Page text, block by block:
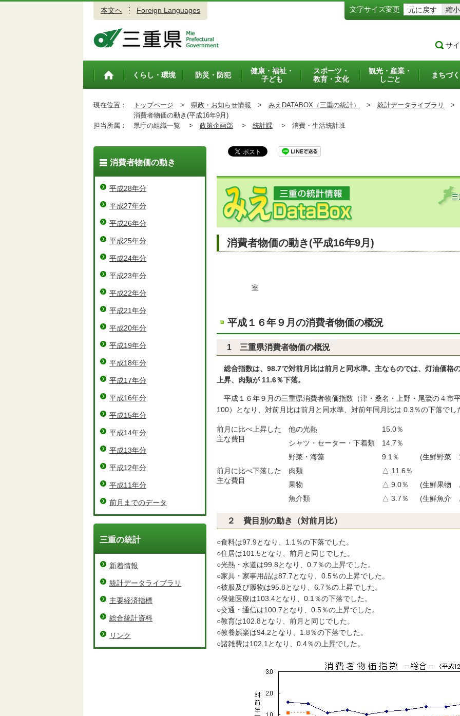
本文へ Foreign Languages 文字サイズ変更 元に戻す 縮小
サ
トップペ
くらし・環境 防災・防犯
健康・福祉・
子ども
スポーツ・
教育・文化
観光・産業・
しごと
まちづ
現在位置： トップページ > 県政・お知らせ情報 > みえDATABOX（三重の統計） > 統計データライブラリ
>
消費者物価の動き(平成16年9月)
担当所属：
県庁の組織一覧 > 政策企画部 > 統計課 > 消費・生活統計班
消費者物価の動き(平成16年9月)
平成１６年９月の消費者物価の概況
1 三重県消費者物価の概況
総合指数は、98.7で対前月比は前月と同水準。主なものでは、灯油価格
上昇、肉類が 11.6％下落。
平成１６年９月の三重県消費者物価指数（津・桑名・上野・尾鷲の４市
100）となり、対前月比は前月と同水準、対前年同月比は 0.3％の下落でし
前月に比べ上昇した
主な費目
他の光熱
15.0％
シャツ・セーター・下着類
14.7％
野菜・海藻
9.1％
(生鮮野菜
前月に比べ下落した
主な費目
肉類
△ 11.6％
果物
△ 9.0％
(生鮮果物
魚介類
△ 3.7％ (生鮮魚介
２ 費目別の動き（対前月比）
○食料は97.9となり、1.1％の下落でした。
○住居は101.5となり、前月と同じでした。
○光熱・水道は99.8となり、0.7％の上昇でした。
○家具・家事用品は87.7となり、0.5％の上昇でした。
○被服及び履物は95.8となり、6.7％の上昇でした。
○保健医療は103.4となり、0.1％の下落でした。
○交通・通信は100.7となり、0.5％の上昇でした。
○教育は102.8となり、前月と同じでした。
○教養娯楽は94.2となり、1.8％の下落でした。
○諸雑費は102.1となり、0.4％の上昇でした。
消費者物価の動き
平成28年分
平成27年分
平成26年分
平成25年分
平成24年分
平成23年分
平成22年分
平成21年分
平成20年分
平成19年分
平成18年分
平成17年分
平成16年分
平成15年分
平成14年分
平成13年分
平成12年分
平成11年分
前月までのデータ
三重の統計
新着情報
統計データライブラリ
主要経済指標
総合統計資料
リンク